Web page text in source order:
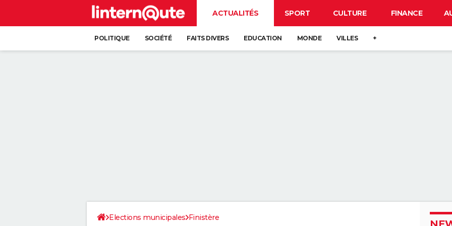
ACTUALITÉS SPORT CULTURE FINANCE
POLITIQUE SOCIÉTÉ FAITS DIVERS EDUCATION MONDE VILLES +
Elections municipales Finistère